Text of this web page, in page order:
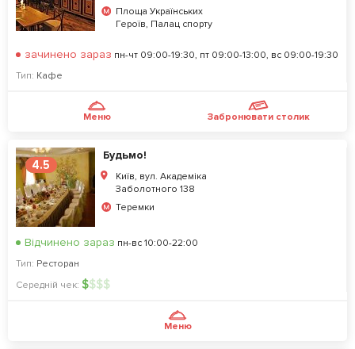
Площа Українських
Героїв, Палац спорту
зачинено зараз пн-чт 09:00-19:30, пт 09:00-13:00, вс 09:00-19:30
Тип: Кафе
Меню Забронювати столик
4.5
Будьмо!
Київ, вул. Академіка
Заболотного 138
Теремки
Відчинено зараз пн-вс 10:00-22:00
Тип: Ресторан
Середній чек: $$$$
Меню